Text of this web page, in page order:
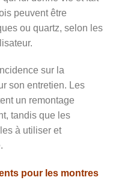
peuvent être
ou quartz, selon les
sur la
son entretien. Les
un remontage
tandis que les
à utiliser et
pour les montres